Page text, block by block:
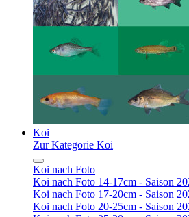
Koi
Zur Kategorie Koi
Koi nach Foto
Koi nach Foto 14-17cm - Saison
Koi nach Foto 17-20cm - Saison
Koi nach Foto 20-25cm - Saison